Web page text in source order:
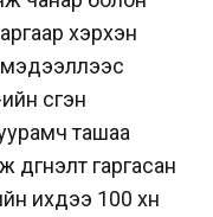
аргаар хэрхэн
мэдээллээс
үүсгэн
ташаа
гаргасан
ихдээ 100 хүн